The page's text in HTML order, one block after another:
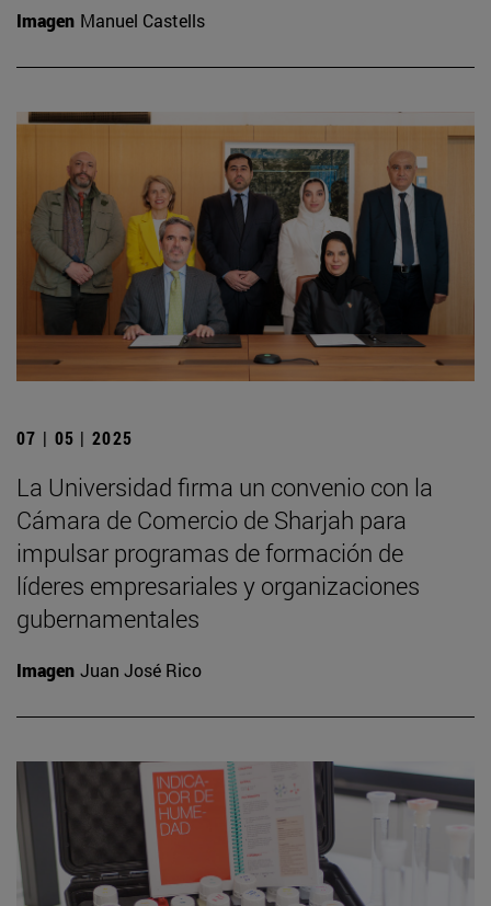
Imagen Manuel Castells
07 | 05 | 2025
La Universidad firma un convenio con la
Cámara de Comercio de Sharjah para
impulsar programas de formación de
líderes empresariales y organizaciones
gubernamentales
Imagen Juan José Rico